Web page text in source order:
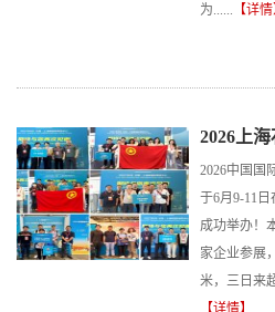
为...... 【详情
2026上
2026中国国
于6月9-11
成功举办！
家企业参展
米，三日来
【详情】